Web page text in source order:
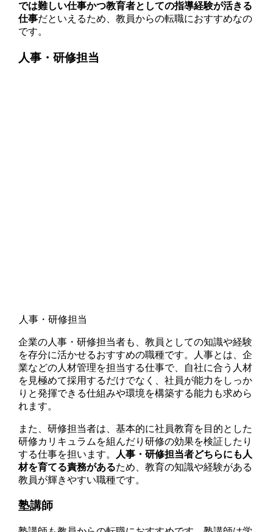
では難しい仕事かつ教育者としての指導経験が活きる
仕事だといえるため、教員からの転職におすすめなの
です。
人事・研修担当
人事・研修担当
企業の人事・研修担当者も、教員としての知識や経験
を存分に活かせるおすすめの職種です。人事とは、企
業などの人材管理を担当する仕事で、自社に合う人材
を見極めて採用するだけでなく、社員が能力をしっか
りと発揮できる仕組みや環境を構築する能力も求めら
れます。
また、研修担当者は、基本的に社員教育を目的とした
研修カリキュラムを組んだり研修の効果を検証したり
する仕事を担います。
人事・研修担当者どちらにも人
材を育てる責務があるため、教育の知識や経験がある
教員が輝きやすい職種です。
塾講師